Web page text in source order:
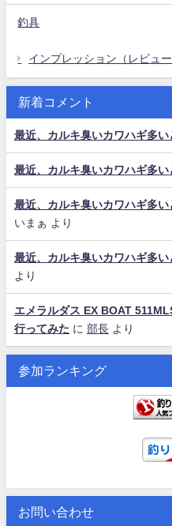
釣具
インプレッション（レビュー
新着コメント
最近、カルキ臭いカワハギ多い
最近、カルキ臭いカワハギ多い
最近、カルキ臭いカワハギ多い
いまぁ
より
最近、カルキ臭いカワハギ多い
より
エメラルダス EX BOAT
行ってみた に 部長 より
参加ランキング
お問い合わせ